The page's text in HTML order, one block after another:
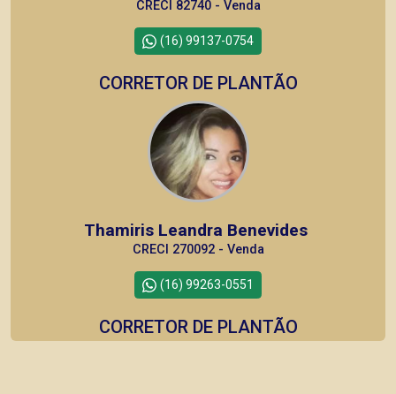
CRECI 82740 - Venda
(16) 99137-0754
CORRETOR DE PLANTÃO
Thamiris Leandra Benevides
CRECI 270092 - Venda
(16) 99263-0551
CORRETOR DE PLANTÃO